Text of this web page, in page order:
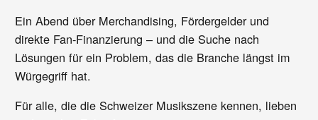
Ein Abend über Merchandising, Fördergelder und
direkte Fan-Finanzierung – und die Suche nach
Lösungen für ein Problem, das die Branche längst im
Würgegriff hat.
Für alle, die die Schweizer Musikszene kennen, lieben